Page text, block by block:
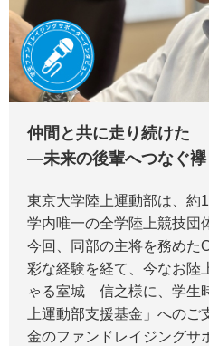
仲間と共に走り続けた
―未来の後輩へつなぐ襷
東京大学陸上運動部は、約
学内唯一の全学陸上競技団
今回、同部の主将を務めた
彩な経験を経て、今なお陸
ゃる室城 信之様に、学生
上運動部支援基金」への
金のファンドレイジングサ